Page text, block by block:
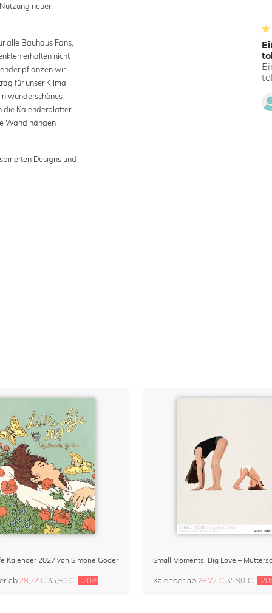
neuer
alle Bauhaus Fans,
erhalten nicht
pflanzen wir
für unser Klima
wunderschönes
die Kalenderblätter
Wand hängen
Designs und
Kalender 2027 von Simone Goder
ab 28,72 € 35,90 € -20% Kalender ab 28,72 € 35,90 € -